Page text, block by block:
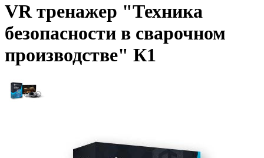
VR тренажер "Техника
безопасности в сварочном
производстве" К1